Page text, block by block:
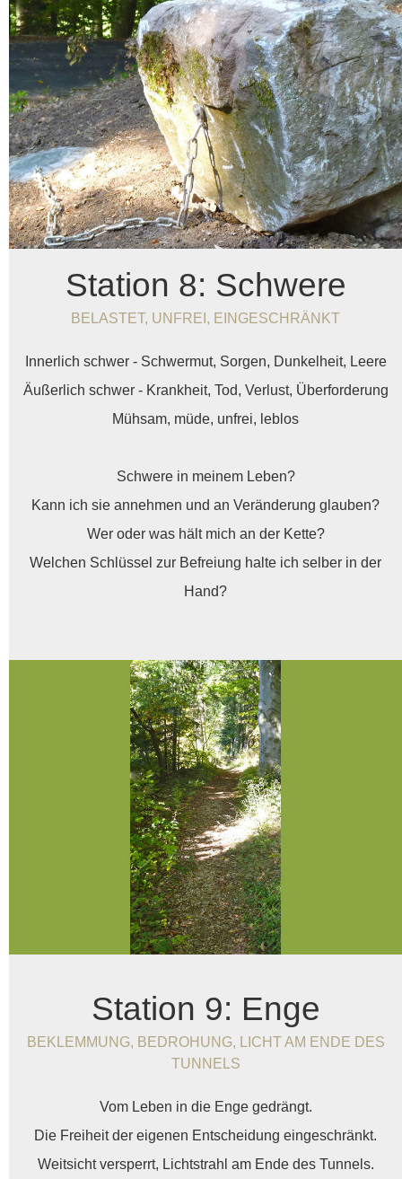
Station 8: Schwere
BELASTET, UNFREI, EINGESCHRÄNKT
Innerlich schwer - Schwermut, Sorgen, Dunkelheit, Leere
Äußerlich schwer - Krankheit, Tod, Verlust, Überforderung
Mühsam, müde, unfrei, leblos
Schwere in meinem Leben?
Kann ich sie annehmen und an Veränderung glauben?
Wer oder was hält mich an der Kette?
Welchen Schlüssel zur Befreiung halte ich selber in der
Hand?
Station 9: Enge
BEKLEMMUNG, BEDROHUNG, LICHT AM ENDE DES
TUNNELS
Vom Leben in die Enge gedrängt.
Die Freiheit der eigenen Entscheidung eingeschränkt.
Weitsicht versperrt, Lichtstrahl am Ende des Tunnels.